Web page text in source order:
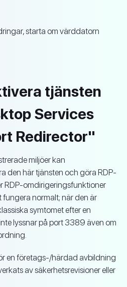
starta om värddatorn
tjänsten
Services
Redirector"
miljöer kan
den här tjänsten och göra RDP-
RDP-omdirigeringsfunktioner
normalt; när den är
symtomet efter en
lyssnar på port 3389 även om
en företags-/härdad avbildning
av säkerhetsrevisioner eller